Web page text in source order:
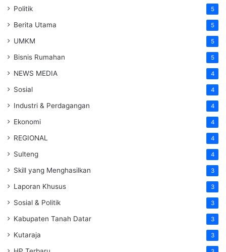
Politik 5
Berita Utama 5
UMKM 5
Bisnis Rumahan 5
NEWS MEDIA 4
Sosial 4
Industri & Perdagangan 4
Ekonomi 4
REGIONAL 4
Sulteng 4
Skill yang Menghasilkan 3
Laporan Khusus 3
Sosial & Politik 3
Kabupaten Tanah Datar 3
Kutaraja 3